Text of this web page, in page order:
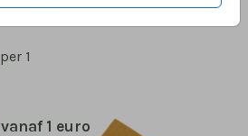
per 1
vanaf 1 euro